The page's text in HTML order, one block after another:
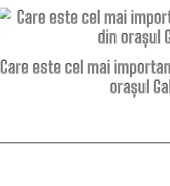
Care este cel mai
orașul